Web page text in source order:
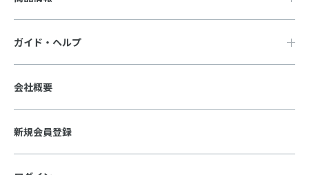
ガイド・ヘルプ
会社概要
新規会員登録